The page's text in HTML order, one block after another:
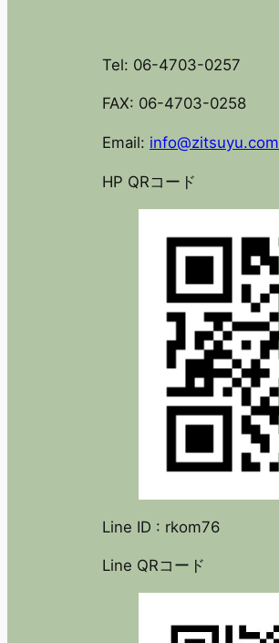
Tel: 06-4703-0257
FAX: 06-4703-0258
Email: info@zitsuyu.com
HP QRコード
Line ID : rkom76
Line QRコード